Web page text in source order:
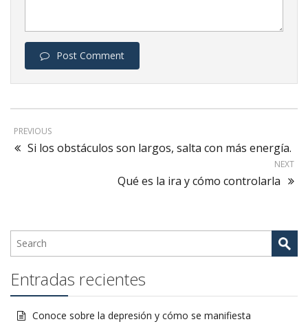
Post Comment
PREVIOUS
Si los obstáculos son largos, salta con más energía.
NEXT
Qué es la ira y cómo controlarla
Entradas recientes
Conoce sobre la depresión y cómo se manifiesta